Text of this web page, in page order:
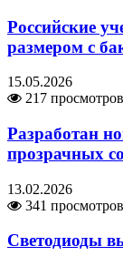
Российские
размером с
15.05.2026
217 просмотров
Разработан
прозрачных
13.02.2026
341 просмотров
Светодиоды